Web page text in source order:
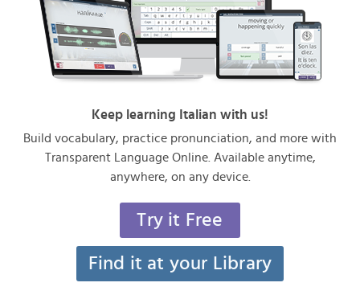
Keep learning Italian with us!
Build vocabulary, practice pronunciation, and more with
Transparent Language Online. Available anytime,
anywhere, on any device.
Try it Free
Find it at your Library